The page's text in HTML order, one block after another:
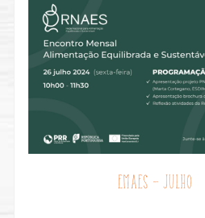
EMAES - JULHO